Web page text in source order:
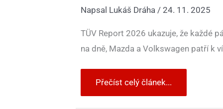
Napsal Lukáš Dráha / 24. 11. 2025
TÜV Report 2026 ukazuje, že každé
na dně, Mazda a Volkswagen patří k
Přečíst celý článek...